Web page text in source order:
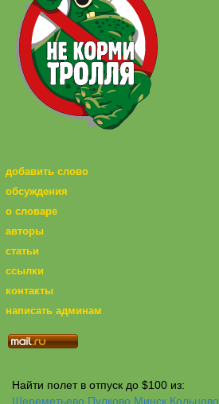
добавить слово
обсуждения
о словаре
авторы
статьи
ссылки
контакты
написать админам
Найти полет в отпуск до $100 из:
Шереметьево Пулково Минск Кольцово